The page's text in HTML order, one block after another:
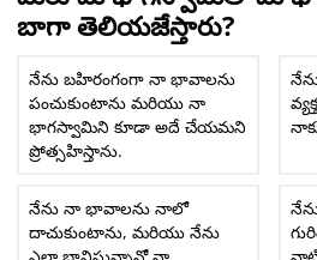
బాగా తెలియజేస్తారు?
నేను బహిరంగంగా నా భావాలను
పంచుకుంటాను మరియు నా
భాగస్వామిని కూడా అదే చేయమని
ప్రోత్సహిస్తాను.
నేను నా భావాలను నాలో
దాచుకుంటాను, మరియు నేను
ఎలా భావిస్తున్నానో నా